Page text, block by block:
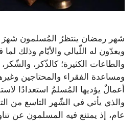
شهر رمضان ينتظرُ المُسلمون شهرَ
ويعدّون له اللّيالي والأيّام وذلك
والطاعات الكثيرة؛ كالذّكر،
ومساعدة الفقراء والمحتاجين
أعمالٌ يؤديها المُسلمُ استعدادًا
والذي يأتي في الشّهر التاسع من
عام، إذ يمتنع فيه المسلمون عن